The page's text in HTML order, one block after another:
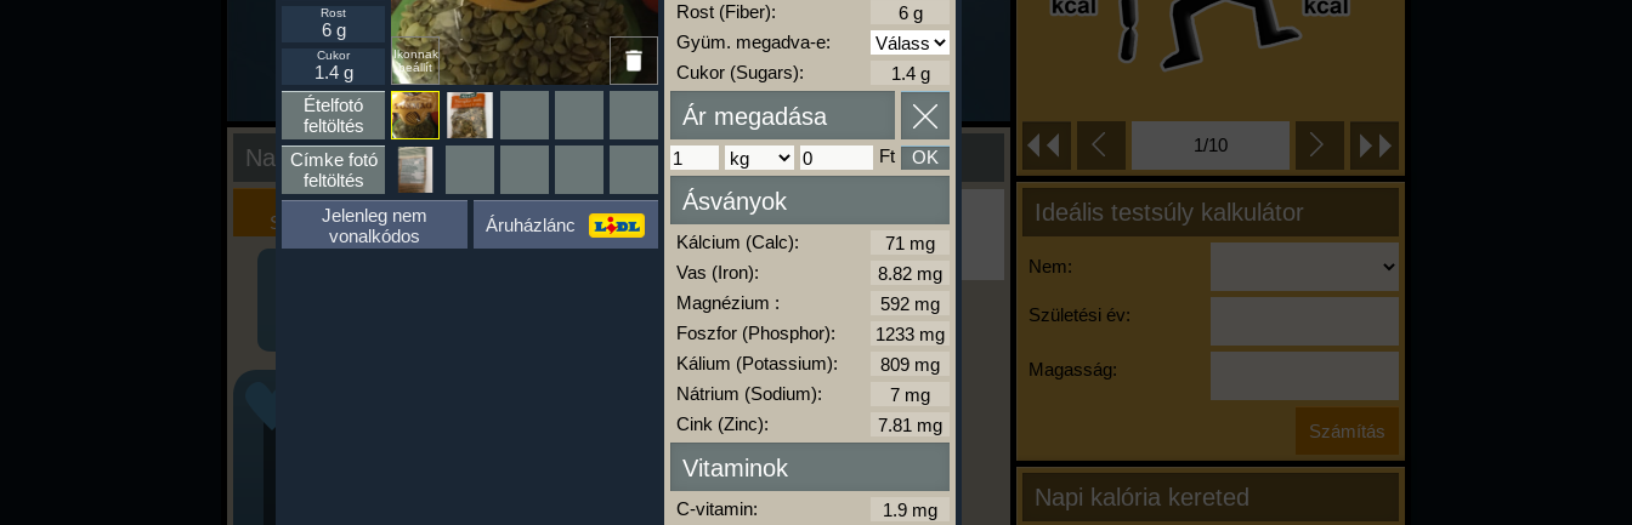
1/10
Ideális testsúly kalkulátor
Nem:
Születési év:
Magasság:
Napi kalória kereted
Nap kiértékelése
Kalória
Szimulátor
Szöveges
Értékelés
Ha ma már nem eszel/sportolsz többet,
kattints a kiértékelésre!
A Kalória Szimulátor Prémium funkció.
-
Ikonnak
beállít
Rost
6 g
Cukor
1.4 g
Ételfotó
feltöltés
Címke fotó
feltöltés
Jelenleg nem
vonalkódos
Áruházlánc
Rost (Fiber):
Gyüm. megadva-e:
Cukor (Sugars):
Ár megadása
Ft OK
Ásványok
Kálcium (Calc):
Vas (Iron):
Magnézium :
Foszfor (Phosphor):
Kálium (Potassium):
Nátrium (Sodium):
Cink (Zinc):
Vitaminok
C-vitamin: